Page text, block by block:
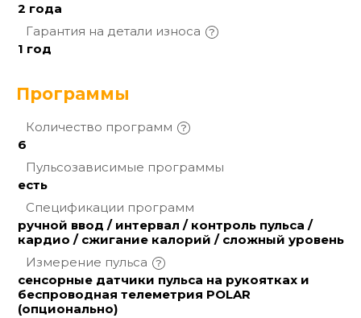
2 года
Гарантия на детали износа
1 год
Программы
Количество программ
6
Пульсозависимые программы
есть
Спецификации программ
ручной ввод / интервал / контроль пульса /
кардио / сжигание калорий / сложный уровень
Измерение пульса
сенсорные датчики пульса на рукоятках и
беспроводная телеметрия POLAR
(опционально)